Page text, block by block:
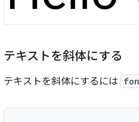
テキストを斜体にする
テキストを斜体にするには